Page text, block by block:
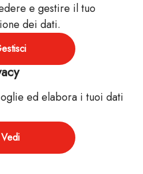
e gestire il tuo
dei dati.
ed elabora i tuoi dati
Vedi